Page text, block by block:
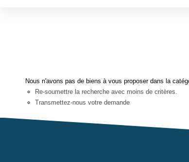
Nous n'avons pas de biens à vous proposer dans la
Re-soumettre la recherche avec moins de critères.
Transmettez-nous votre demande